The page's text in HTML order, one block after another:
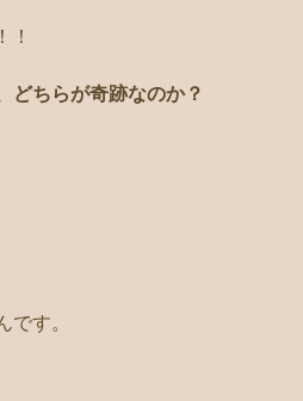
！！
どちらが奇跡なのか？
す。